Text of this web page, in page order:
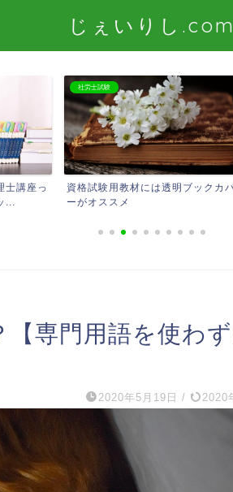
じぇいりし.com
士講座っ
社労士試験
資格試験用教材には透明ブックカ
ーがオススメ
専門用語を使わ
2020年5月19日 / 2020